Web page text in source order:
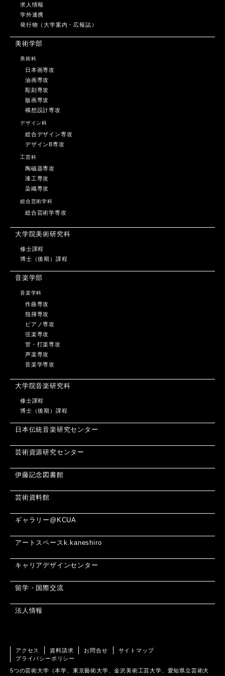
求人情報
学外連携
発行物（大学案内・広報誌）
美術学部
美術科
日本画専攻
油画専攻
彫刻専攻
版画専攻
構想設計専攻
デザイン科
総合デザイン専攻
デザインB専攻
工芸科
陶磁器専攻
漆工専攻
染織専攻
総合芸術学科
総合芸術学専攻
大学院美術研究科
修士課程
博士（後期）課程
音楽学部
音楽学科
作曲専攻
指揮専攻
ピアノ専攻
弦楽専攻
管・打楽専攻
声楽専攻
音楽学専攻
大学院音楽研究科
修士課程
博士（後期）課程
日本伝統音楽研究センター
芸術資源研究センター
伊藤記念図書館
芸術資料館
ギャラリー@KCUA
アートスペースk.kaneshiro
キャリアデザインセンター
留学・国際交流
法人情報
アクセス 資料請求 お問合せ
サイトマップ
プライバシーポリシー
5つの芸術大学（本学、東京藝術大学、金沢美術工芸大学、愛知県立芸術大